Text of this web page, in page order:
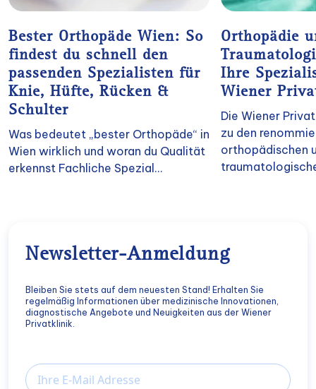
Bester Orthopäde Wien: So
findest du schnell den
passenden Spezialisten für
Knie, Hüfte, Rücken &
Schulter
Was bedeutet „bester Orthopäde“ in
Wien wirklich und woran du Qualität
erkennst Fachliche Spezial...
Orthopädie
Ihre
Wiener
Die Wiener
zu den
orthopädischen
Newsletter-Anmeldung
Bleiben Sie stets auf dem neuesten Stand! Erhalten Sie
regelmäßig Informationen über medizinische Innovationen,
diagnostische Angebote und Neuigkeiten aus der Wiener
Privatklinik.
Email